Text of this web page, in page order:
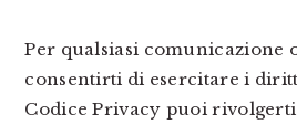
Per qualsiasi comunicazione
consentirti di esercitare i
Codice Privacy puoi